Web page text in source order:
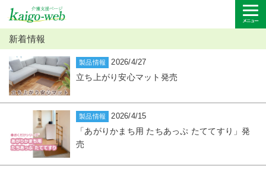
新着情報
製品情報 2026/4/27
立ち上がり安心マット発売
製品情報 2026/4/15
「あがりかまち用 たちあっぷ たててすり」発
売